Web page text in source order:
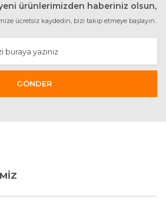
ürünlerimizden haberiniz olsun,
ücretsiz kaydedin, bizi takip etmeye başlayın.
GÖNDER